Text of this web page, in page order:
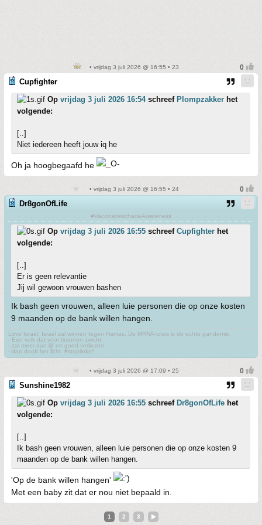
• vrijdag 3 juli 2026 @ 16:55 • 23
Cupfighter
Op vrijdag 3 juli 2026 16:54schreef Plompzakker het
volgende:
[..]
Niet iedereen heeft jouw iq he
Oh ja hoogbegaafd he
• vrijdag 3 juli 2026 @ 16:55 • 24
Dr8gonOfLife
#VaccinatieschadeAwareness
Op vrijdag 3 juli 2026 16:55 schreef Cupfighter het
volgende:
[..]
Er is geen relevantie
Jij wil gewoon vrouwen bashen
Ik bash geen vrouwen, alleen luie personen die op onze kosten
9 maanden op de bank willen hangen.
Love Israël, Israël zal winnen tegen Hamas. De MRNA-crisis is de echte pandemie.
- Een volk dat voor tirannen zwicht,
- zal meer dan lijf en goed verliezen,
- dan dooft het licht. #stoplinks!!
• vrijdag 3 juli 2026 @ 17:09 • 25
Sunshine1982
Op vrijdag 3 juli 2026 16:55 schreef Dr8gonOfLife het
volgende:
[..]
Ik bash geen vrouwen, alleen luie personen die op onze kosten 9
maanden op de bank willen hangen.
'Op de bank willen hangen'
Met een baby zit dat er nou niet bepaald in.
1 2 3